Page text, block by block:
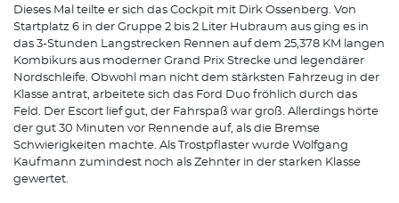
Dieses Mal teilte er sich das Cockpit mit Dirk Ossenberg. Von
Startplatz 6 in der Gruppe 2 bis 2 Liter Hubraum aus ging es in
das 3-Stunden Langstrecken Rennen auf dem 25,378 KM langen
Kombikurs aus moderner Grand Prix Strecke und legendärer
Nordschleife. Obwohl man nicht dem stärksten Fahrzeug in der
Klasse antrat, arbeitete sich das Ford Duo fröhlich durch das
Feld. Der Escort lief gut, der Fahrspaß war groß. Allerdings hörte
der gut 30 Minuten vor Rennende auf, als die Bremse
Schwierigkeiten machte. Als Trostpflaster wurde Wolfgang
Kaufmann zumindest noch als Zehnter in der starken Klasse
gewertet.